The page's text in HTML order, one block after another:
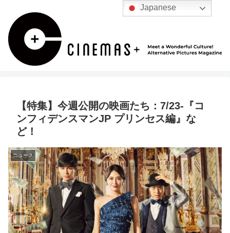
【特集】今週公開の映画たち：7/23-『コ
ンフィデンスマンJP プリンセス編』な
ど！
ニュース
Japanese